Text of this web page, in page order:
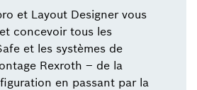
et Layout Designer vous
concevoir tous les
et les systèmes de
Rexroth – de la
en passant par la